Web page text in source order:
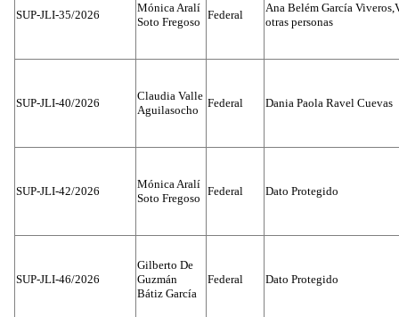
SUP-JLI-35/2026
Mónica Aralí
Soto Fregoso
Federal
Ana Belém García
otras personas
SUP-JLI-40/2026
Claudia Valle
Aguilasocho
Federal Dania Paola Ravel Cuevas
SUP-JLI-42/2026
Mónica Aralí
Soto Fregoso
Federal Dato Protegido
SUP-JLI-46/2026
Gilberto De
Guzmán
Bátiz García
Federal Dato Protegido